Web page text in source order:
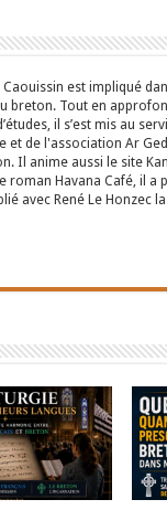
est impliqué
breton. Tout en
il s’est mis au
et de l'association Ar
Il anime aussi le site
roman Havana Café, il a
avec René Le Honzec